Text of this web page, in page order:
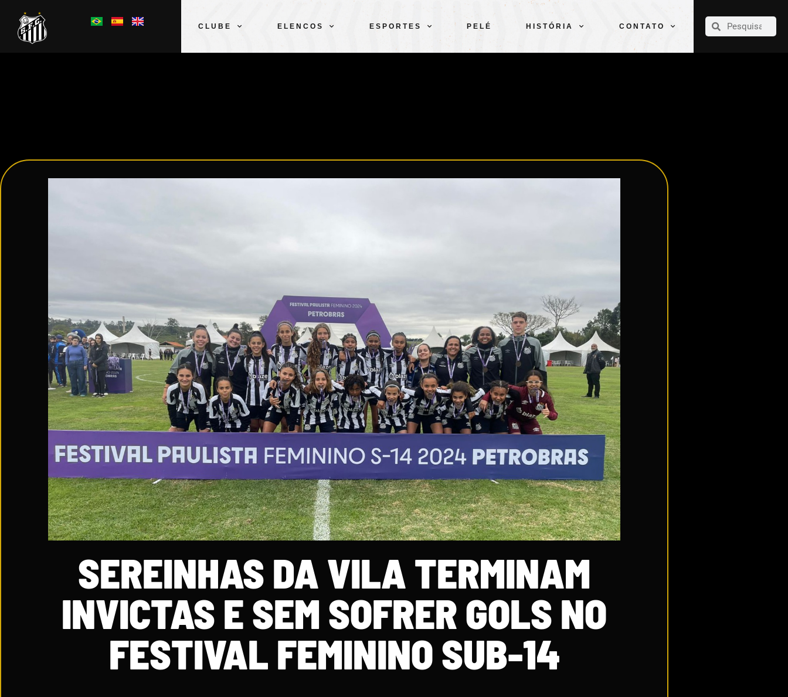
CLUBE ELENCOS ESPORTES PELÉ HISTÓRIA CONTATO
CLUBE
SEREINHAS DA VILA TERMINAM
INVICTAS E SEM SOFRER GOLS NO
FESTIVAL FEMININO SUB-14